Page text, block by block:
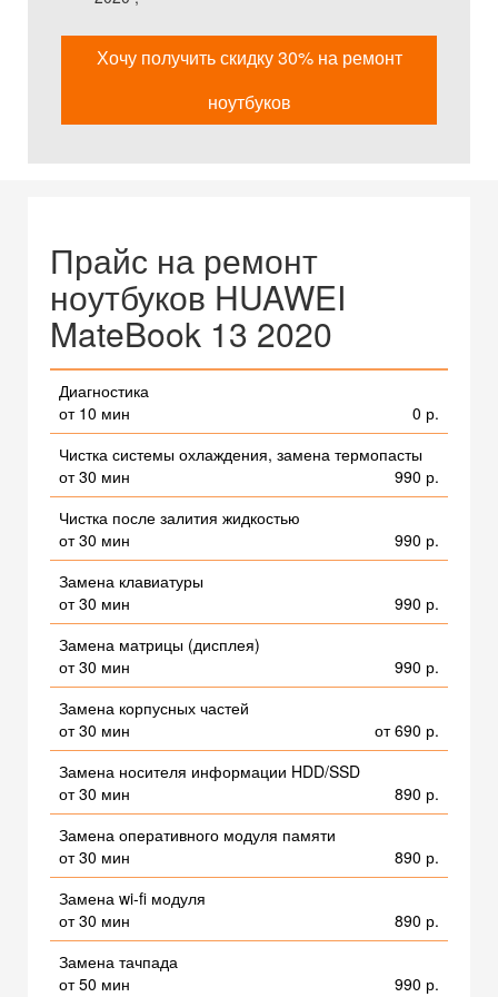
Хочу получить скидку 30% на ремонт
ноутбуков
Прайс на ремонт
ноутбуков HUAWEI
MateBook 13 2020
Диагностика
от 10 мин
0 р.
Чистка системы охлаждения, замена термопасты
от 30 мин
990 р.
Чистка после залития жидкостью
от 30 мин
990 р.
Замена клавиатуры
от 30 мин
990 р.
Замена матрицы (дисплея)
от 30 мин
990 р.
Замена корпусных частей
от 30 мин
от 690 р.
Замена носителя информации HDD/SSD
от 30 мин
890 р.
Замена оперативного модуля памяти
от 30 мин
890 р.
Замена wi-fi модуля
от 30 мин
890 р.
Замена тачпада
от 50 мин
990 р.